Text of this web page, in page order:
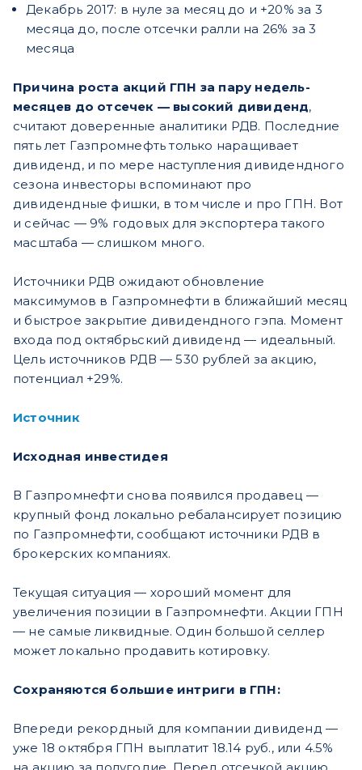
Декабрь 2017: в нуле за месяц до и +20% за 3
месяца до, после отсечки ралли на 26% за 3
месяца
Причина роста акций ГПН за пару недель-
месяцев до отсечек — высокий дивиденд,
считают доверенные аналитики РДВ. Последние
пять лет Газпромнефть только наращивает
дивиденд, и по мере наступления дивидендного
сезона инвесторы вспоминают про
дивидендные фишки, в том числе и про ГПН. Вот
и сейчас — 9% годовых для экспортера такого
масштаба — слишком много.
Источники РДВ ожидают обновление
максимумов в Газпромнефти в ближайший месяц
и быстрое закрытие дивидендного гэпа. Момент
входа под октябрьский дивиденд — идеальный.
Цель источников РДВ — 530 рублей за акцию,
потенциал +29%.
Источник
Исходная инвестидея
В Газпромнефти снова появился продавец —
крупный фонд локально ребалансирует позицию
по Газпромнефти, сообщают источники РДВ в
брокерских компаниях.
Текущая ситуация — хороший момент для
увеличения позиции в Газпромнефти. Акции ГПН
— не самые ликвидные. Один большой селлер
может локально продавить котировку.
Сохраняются большие интриги в ГПН:
Впереди рекордный для компании дивиденд —
уже 18 октября ГПН выплатит 18.14 руб., или 4.5%